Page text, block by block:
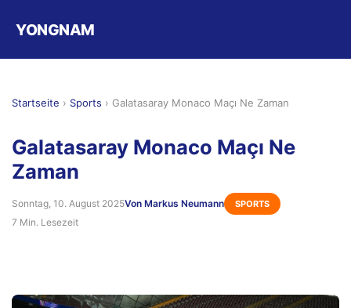
YONGNAM
Startseite › Sports › Galatasaray Monaco Maçı Ne Zaman
Galatasaray Monaco Maçı Ne
Zaman
Sonntag, 10. August 2025Von Markus Neumann SPORTS
7 Min. Lesezeit